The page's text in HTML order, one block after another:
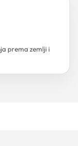
prema zemlji i